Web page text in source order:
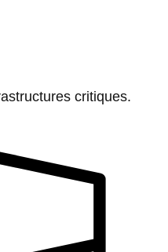
critiques.